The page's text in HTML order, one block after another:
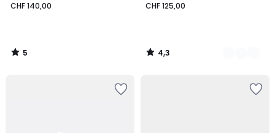
CHF 140,00
5
/
CHF 125,00
4,3
/